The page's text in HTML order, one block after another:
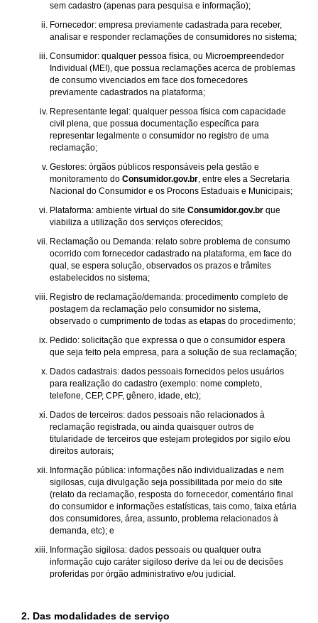
sem cadastro (apenas para pesquisa e informação);
Fornecedor: empresa previamente cadastrada para receber,
analisar e responder reclamações de consumidores no sistema;
Consumidor: qualquer pessoa física, ou Microempreendedor
Individual (MEI), que possua reclamações acerca de problemas
de consumo vivenciados em face dos fornecedores
previamente cadastrados na plataforma;
Representante legal: qualquer pessoa física com capacidade
civil plena, que possua documentação específica para
representar legalmente o consumidor no registro de uma
reclamação;
Gestores: órgãos públicos responsáveis pela gestão e
monitoramento do Consumidor.gov.br, entre eles a Secretaria
Nacional do Consumidor e os Procons Estaduais e Municipais;
Plataforma: ambiente virtual do site Consumidor.gov.br que
viabiliza a utilização dos serviços oferecidos;
Reclamação ou Demanda: relato sobre problema de consumo
ocorrido com fornecedor cadastrado na plataforma, em face do
qual, se espera solução, observados os prazos e trâmites
estabelecidos no sistema;
Registro de reclamação/demanda: procedimento completo de
postagem da reclamação pelo consumidor no sistema,
observado o cumprimento de todas as etapas do procedimento;
Pedido: solicitação que expressa o que o consumidor espera
que seja feito pela empresa, para a solução de sua reclamação;
Dados cadastrais: dados pessoais fornecidos pelos usuários
para realização do cadastro (exemplo: nome completo,
telefone, CEP, CPF, gênero, idade, etc);
Dados de terceiros: dados pessoais não relacionados à
reclamação registrada, ou ainda quaisquer outros de
titularidade de terceiros que estejam protegidos por sigilo e/ou
direitos autorais;
Informação pública: informações não individualizadas e nem
sigilosas, cuja divulgação seja possibilitada por meio do site
(relato da reclamação, resposta do fornecedor, comentário final
do consumidor e informações estatísticas, tais como, faixa etária
dos consumidores, área, assunto, problema relacionados à
demanda, etc); e
Informação sigilosa: dados pessoais ou qualquer outra
informação cujo caráter sigiloso derive da lei ou de decisões
proferidas por órgão administrativo e/ou judicial.
2. Das modalidades de serviço